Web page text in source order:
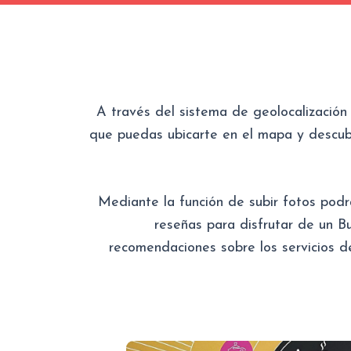
A través del sistema de
que puedas ubicarte en el mapa y
Mediante la función de subir fotos
reseñas para disfrutar de un
recomendaciones sobre los servicios